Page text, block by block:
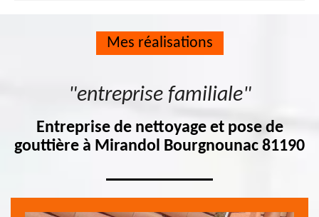
Mes réalisations
"entreprise familiale"
Entreprise de nettoyage et pose de
gouttière à Mirandol Bourgnounac 81190